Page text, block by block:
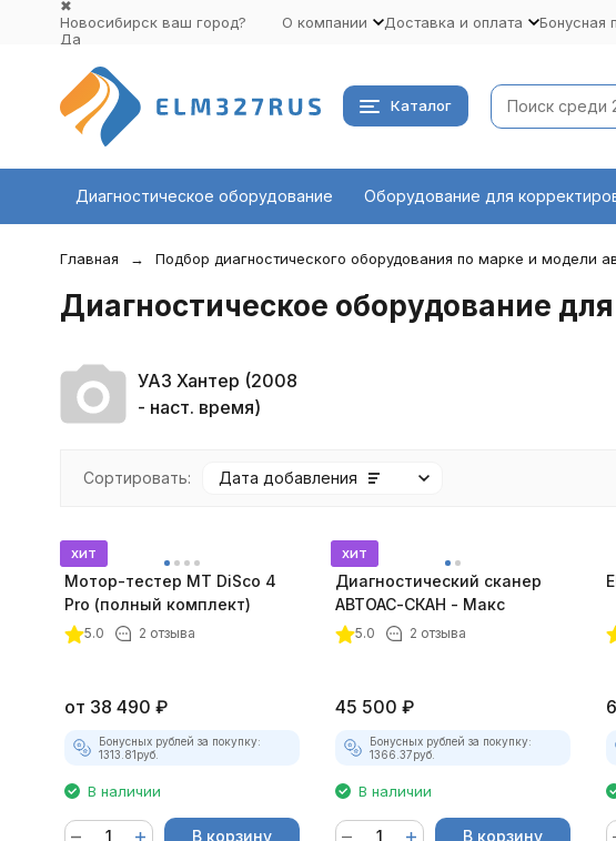
✖
Новосибирск ваш город?
Да
О компании Доставка и оплата Бонусная
Каталог
Диагностическое оборудование Оборудование для
Главная Подбор диагностического оборудования по марке и модели
Диагностическое оборудование
УАЗ Хантер (2008
- наст. время)
Сортировать: Дата добавления
покупателей
хит
Мотор-тестер MT DiSco 4
Pro (полный комплект)
5.0 2 отзыва
от 38 490 ₽
Бонусных рублей за покупку:
1313.81руб.
В наличии
В корзину
хит
Диагностический сканер
АВТОАС-СКАН - Макс
5.0 2 отзыва
45 500 ₽
Бонусных рублей за покупку:
1366.37руб.
В наличии
В корзину